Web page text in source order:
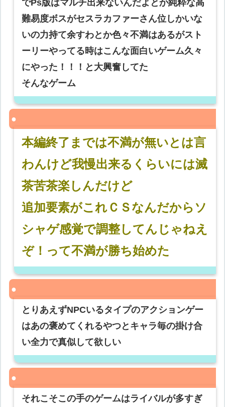
でPs版はマルチ出来ないんだよとか純粋な高
難易度ボスがセスラカファーさん位しかいな
いの力持て余すわとか色々不満はあるがスト
ーリーやってる時はこんな面白いゲーム久々
にやった！！！と大興奮してた
そんなゲーム
本編終了までは不満が無いとは言
わんけど我慢出来るくらいには滅
茶苦茶楽しんだけど
追加要素がこれＣＳなんだからソ
シャゲ感覚で調整してんじゃねえ
ぞ！って不満が勝ち始めた
とりあえずNPCいるタイプのアクションゲー
はあの褒めてくれるやつとキャラ毎の掛け合
い全力で真似して欲しい
それこそこの手のゲームはライバルが多すぎ